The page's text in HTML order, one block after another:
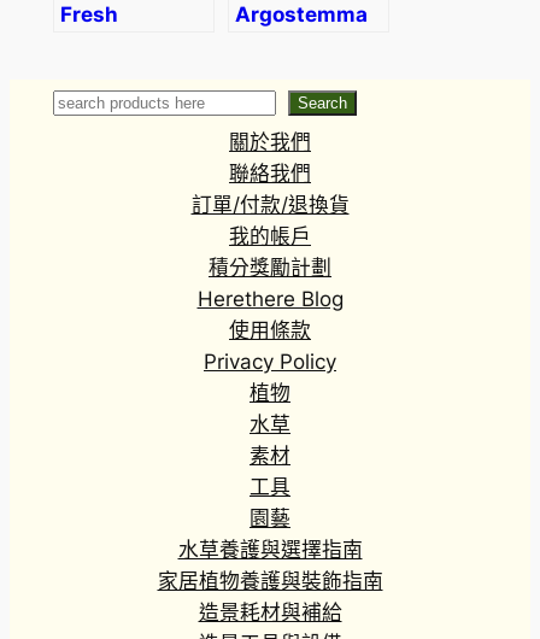
Fresh
(Sphagnum
Argostemma
Search Search
關於我們
聯絡我們
訂單/付款/退換貨
我的帳戶
積分獎勵計劃
Herethere Blog
使用條款
Privacy Policy
植物
水草
素材
工具
園藝
水草養護與選擇指南
家居植物養護與裝飾指南
造景耗材與補給